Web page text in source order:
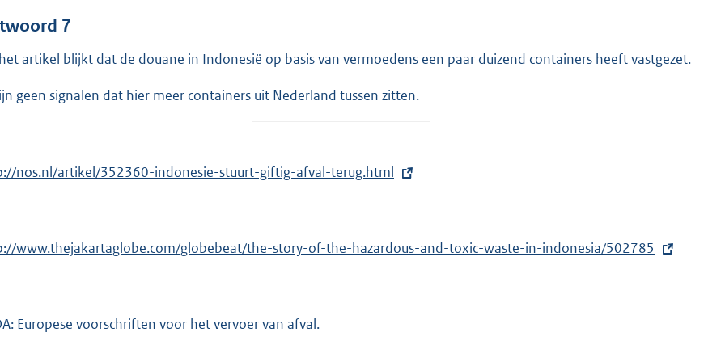
7
artikel blijkt dat de douane in Indonesië op basis van vermoedens een paar duizend containers heeft vastgezet.
geen signalen dat hier meer containers uit Nederland tussen zitten.
nos.nl/artikel/352360-indonesie-stuurt-giftig-afval-terug.html
www.thejakartaglobe.com/globebeat/the-story-of-the-hazardous-and-toxic-waste-in-indonesia/502785
Europese voorschriften voor het vervoer van afval.